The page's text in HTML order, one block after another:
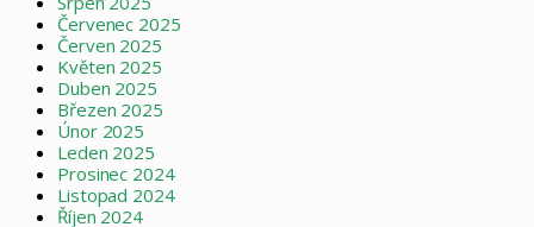
Červenec 2025
Červen 2025
Květen 2025
Duben 2025
Březen 2025
Únor 2025
Leden 2025
Prosinec 2024
Listopad 2024
Říjen 2024